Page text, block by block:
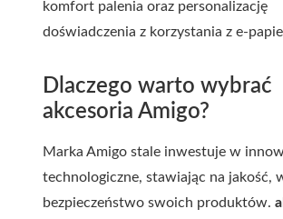
komfort palenia oraz personalizację
doświadczenia z korzystania z e-
Dlaczego warto wybrać
akcesoria Amigo?
Marka Amigo stale inwestuje w
technologiczne, stawiając na jakość,
bezpieczeństwo swoich produktów.